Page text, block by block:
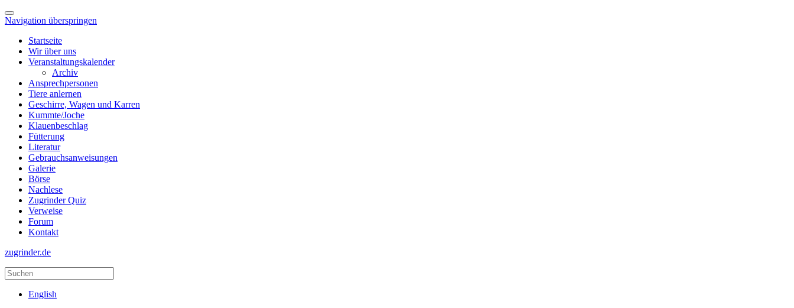
Navigation überspringen
Startseite
Wir über uns
Veranstaltungskalender
Archiv
Ansprechpersonen
Tiere anlernen
Geschirre, Wagen und Karren
Kummte/Joche
Klauenbeschlag
Fütterung
Literatur
Gebrauchsanweisungen
Galerie
Börse
Nachlese
Zugrinder Quiz
Verweise
Forum
Kontakt
zugrinder.de
English